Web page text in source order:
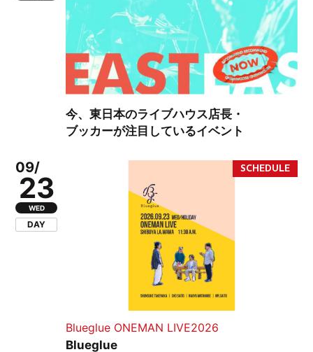
今、東日本のライブハウス店長・
ブッカーが注目しているイベント
09/
23
WED
DAY
Blueglue ONEMAN LIVE2026
Blueglue